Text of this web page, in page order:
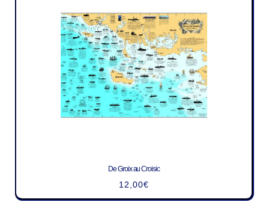
De Groix au Croisic
12,00€